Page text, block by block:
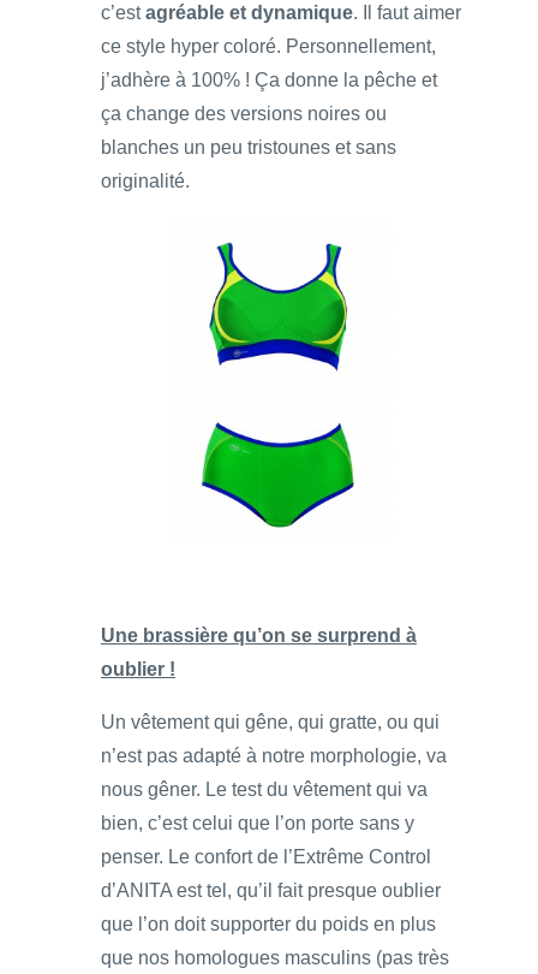
c’estagréable et dynamique. Il faut aimer
ce style hyper coloré. Personnellement,
j’adhère à 100% ! Ça donne la pêche et
ça change des versions noires ou
blanches un peu tristounes et sans
originalité.
Une brassière qu’on se surprend à
oublier !
Un vêtement qui gêne, qui gratte, ou qui
n’est pas adapté à notre morphologie, va
nous gêner. Le test du vêtement qui va
bien, c’est celui que l’on porte sans y
penser. Le confort de l’Extrême Control
d’ANITA est tel, qu’il fait presque oublier
que l’on doit supporter du poids en plus
que nos homologues masculins (pas très